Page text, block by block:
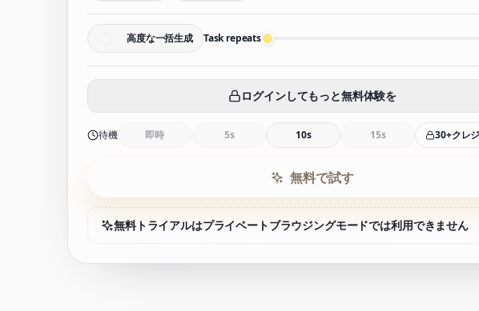
高度な一括生成 Task repeats
ログインしてもっと無料体験を
待機 即時 5s 10s 15s 30+クレ
無料で試す
無料トライアルはプライベートブラウジングモードでは利用できません